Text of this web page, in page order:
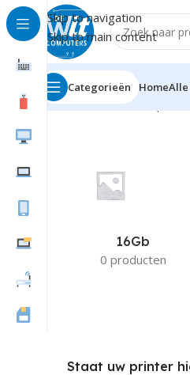
Skip to navigation
Skip to main content
Categorieën Home
Home Product
16Gb
0 producten
Staat uw printer